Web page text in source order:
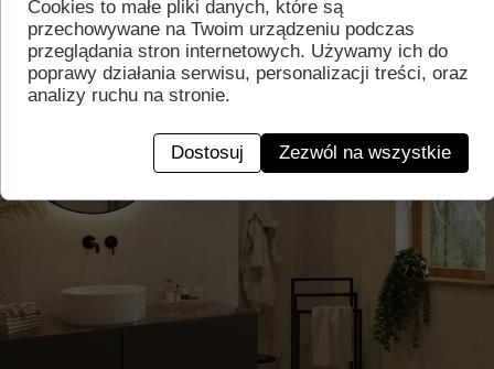
Cookies to małe pliki danych, które są
przechowywane na Twoim urządzeniu podczas
przeglądania stron internetowych. Używamy ich do
poprawy działania serwisu, personalizacji treści, oraz
analizy ruchu na stronie.
Dostosuj Zezwól na wszystkie